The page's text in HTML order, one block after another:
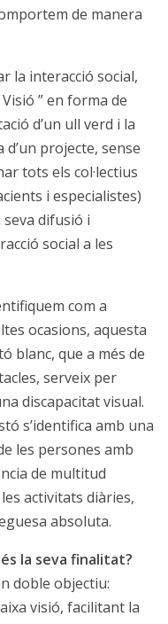
de manera
la interacció social,
” en forma de
d’un ull verd i la
d’un projecte, sense
tots els col·lectius
i especialistes)
difusió i
social a les
com a
ocasions, aquesta
blanc, que a més de
serveix per
discapacitat visual.
s’identifica amb una
les persones amb
de multitud
activitats diàries,
absoluta.
la seva finalitat?
doble objectiu:
visió, facilitant la